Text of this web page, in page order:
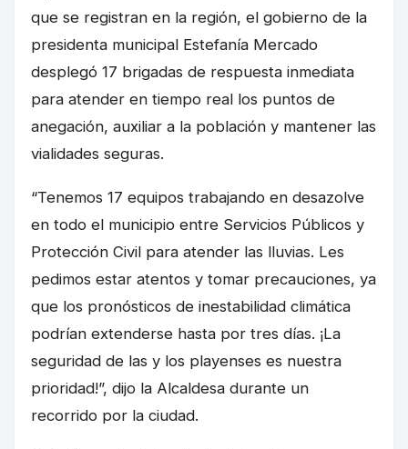
que se registran en la región, el gobierno de la
presidenta municipal Estefanía Mercado
desplegó 17 brigadas de respuesta inmediata
para atender en tiempo real los puntos de
anegación, auxiliar a la población y mantener las
vialidades seguras.
“Tenemos 17 equipos trabajando en desazolve
en todo el municipio entre Servicios Públicos y
Protección Civil para atender las lluvias. Les
pedimos estar atentos y tomar precauciones, ya
que los pronósticos de inestabilidad climática
podrían extenderse hasta por tres días. ¡La
seguridad de las y los playenses es nuestra
prioridad!”, dijo la Alcaldesa durante un
recorrido por la ciudad.